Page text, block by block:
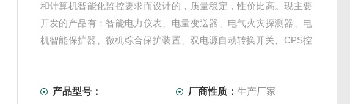
和计算机智能化监控要求而设计的，质量稳定，性价比高。现主要
开发的产品有：智能电力仪表、电量变送器、电气火灾探测器、电
机智能保护器、微机综合保护装置、双电源自动转换开关、CPS控
产品型号：
厂商性质：生产厂家